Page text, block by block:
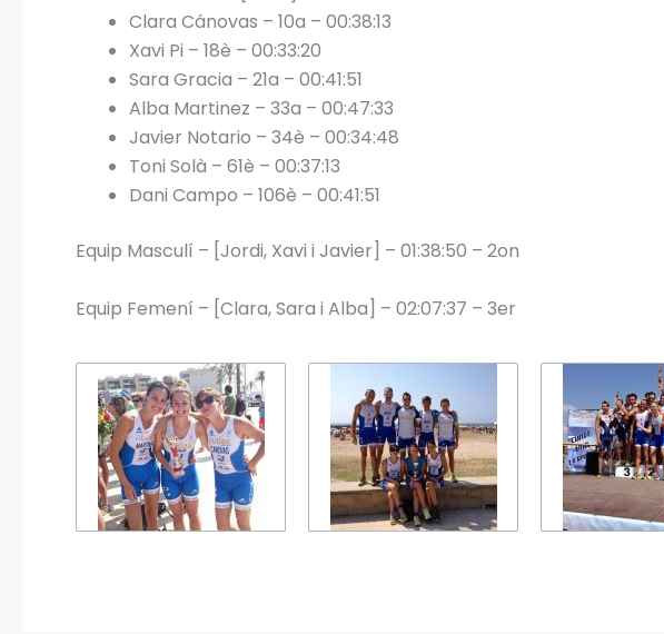
Clara Cánovas – 10a – 00:38:13
Xavi Pi – 18è – 00:33:20
Sara Gracia – 21a – 00:41:51
Alba Martinez – 33a – 00:47:33
Javier Notario – 34è – 00:34:48
Toni Solà – 61è – 00:37:13
Dani Campo – 106è – 00:41:51
Equip Masculí – [Jordi, Xavi i Javier] – 01:38:50 – 2on
Equip Femení – [Clara, Sara i Alba] – 02:07:37 – 3er